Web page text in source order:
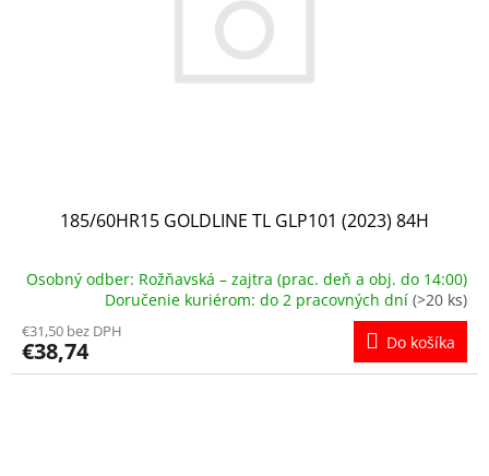
185/60HR15 GOLDLINE TL GLP101 (2023) 84H
Osobný odber: Rožňavská – zajtra (prac. deň a obj. do 14:00)
Doručenie kuriérom: do 2 pracovných dní (>20 ks)
€31,50 bez DPH
€38,74 Do košíka